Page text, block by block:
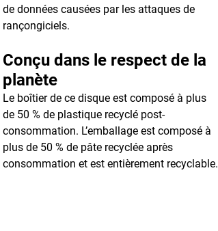
de données causées par les attaques de
rançongiciels.
Conçu dans le respect de la
planète
Le boîtier de ce disque est composé à plus
de 50 % de plastique recyclé post-
consommation. L’emballage est composé à
plus de 50 % de pâte recyclée après
consommation et est entièrement recyclable.